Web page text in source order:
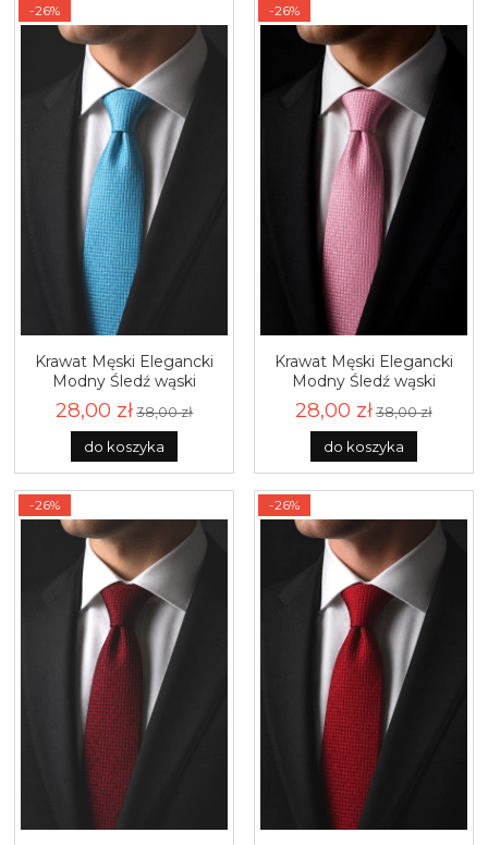
Krawat Męski Elegancki
Modny Śledź wąski
miętowy morski w
delikatną kratkę G345
28,00 zł 38,00 zł
do koszyka
-26%
Krawat Męski Elegancki
Modny Śledź wąski
różowy pudrowy róż w
delikatną kratkę G344
28,00 zł38,00 zł
do koszyka
-26%
-26% -26%